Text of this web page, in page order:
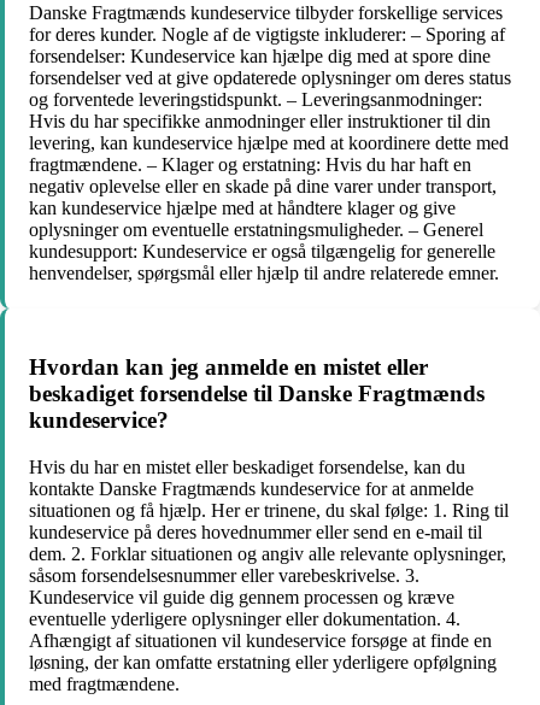
Danske Fragtmænds kundeservice tilbyder forskellige services
for deres kunder. Nogle af de vigtigste inkluderer: – Sporing af
forsendelser: Kundeservice kan hjælpe dig med at spore dine
forsendelser ved at give opdaterede oplysninger om deres status
og forventede leveringstidspunkt. – Leveringsanmodninger:
Hvis du har specifikke anmodninger eller instruktioner til din
levering, kan kundeservice hjælpe med at koordinere dette med
fragtmændene. – Klager og erstatning: Hvis du har haft en
negativ oplevelse eller en skade på dine varer under transport,
kan kundeservice hjælpe med at håndtere klager og give
oplysninger om eventuelle erstatningsmuligheder. – Generel
kundesupport: Kundeservice er også tilgængelig for generelle
henvendelser, spørgsmål eller hjælp til andre relaterede emner.
Hvordan kan jeg anmelde en mistet eller
beskadiget forsendelse til Danske Fragtmænds
kundeservice?
Hvis du har en mistet eller beskadiget forsendelse, kan du
kontakte Danske Fragtmænds kundeservice for at anmelde
situationen og få hjælp. Her er trinene, du skal følge: 1. Ring til
kundeservice på deres hovednummer eller send en e-mail til
dem. 2. Forklar situationen og angiv alle relevante oplysninger,
såsom forsendelsesnummer eller varebeskrivelse. 3.
Kundeservice vil guide dig gennem processen og kræve
eventuelle yderligere oplysninger eller dokumentation. 4.
Afhængigt af situationen vil kundeservice forsøge at finde en
løsning, der kan omfatte erstatning eller yderligere opfølgning
med fragtmændene.